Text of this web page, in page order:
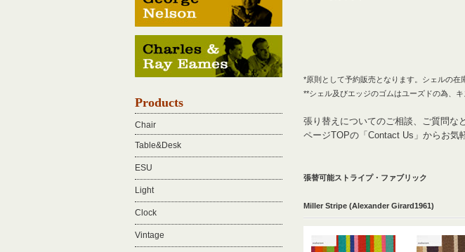
*原則として予約販売となります。シェルの在
**シェル及びエッジのゴムはユーズドの為、
張り替えについてのご相談、ご質問な
ページTOPの「Contact Us」からお気
張替可能ストライプ・ファブリック
Miller Stripe (Alexander Girard1961)
Products
Chair
Table&Desk
ESU
Light
Clock
Vintage